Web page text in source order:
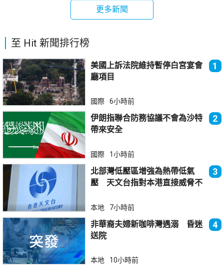
更多新聞
至 Hit 新聞排行榜
美國上訴法院維持暫停白宮宴會
廳項目
1
國際 6小時前
伊朗指聯合防務協議不會為沙特
帶來安全
2
國際 1小時前
北部灣低壓區增強為熱帶低氣
壓 天文台指對本港直接威脅不
3
本地 7小時前
非華裔夫婦新咖啡灣遇溺 昏迷
送院
4
本地 10小時前